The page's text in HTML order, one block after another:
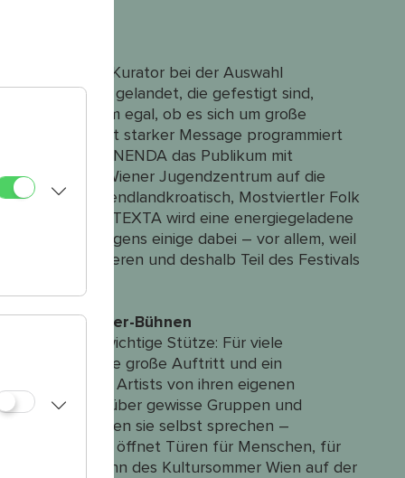
sind dem Kurator bei der Auswahl
im Programm gelandet, die gefestigt sind,
ist es ihm egal, ob es sich um große
Sound samt starker Message programmiert
anderem NENDA das Publikum mit
aus dem Wiener Jugendzentrum auf die
auf Burgendlandkroatisch, Mostviertler Folk
Urgestein TEXTA wird eine energiegeladene
heuer übrigens einige dabei – vor allem, weil
Wien identifizieren und deshalb Teil des Festivals
Kultursommer-Bühnen
Wien als wichtige Stütze: Für viele
der erste große Auftritt und ein
können junge Artists von ihren eigenen
„Es wird oft über gewisse Gruppen und
Wien können sie selbst sprechen –
Austausch und öffnet Türen für Menschen, für
großer Gewinn des Kultursommer Wien auf der